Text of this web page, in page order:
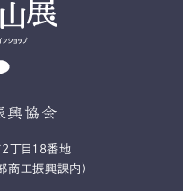
興協会
丁⽬18番地
商工振興課内）